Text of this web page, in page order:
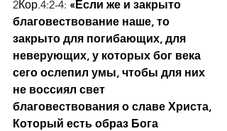
2Кор.4:2-4: «Если же и закрыто
благовествование наше, то
закрыто для погибающих, для
неверующих, у которых бог века
сего ослепил умы, чтобы для них
не воссиял свет
благовествования о славе Христа,
Который есть образ Бога